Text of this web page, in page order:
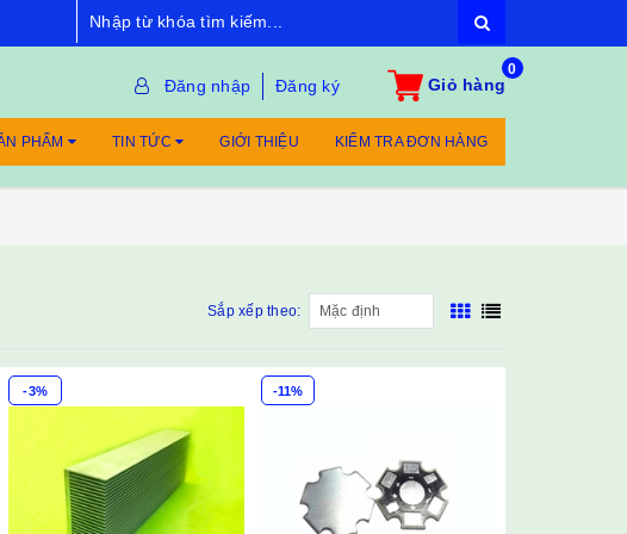
Đăng nhập Đăng ký
0
Giỏ hàng
PHẨM TIN TỨC GIỚI THIỆU KIỂM TRA ĐƠN HÀNG
Sắp xếp theo:
-3% -11%